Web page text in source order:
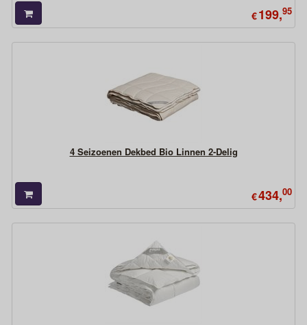
€199,95
4 Seizoenen Dekbed Bio Linnen 2-Delig
€434,00